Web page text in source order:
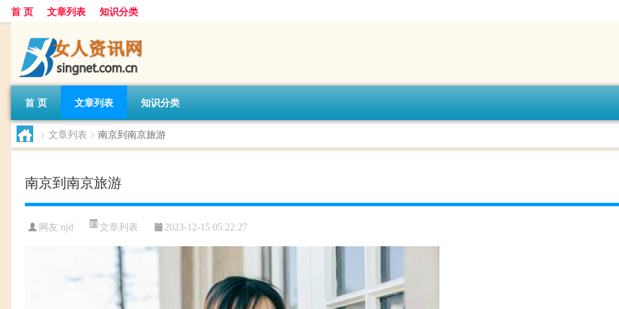
首 页 文章列表 知识分类
首 页 文章列表 知识分类
> 文章列表 > 南京到南京旅游
南京到南京旅游
网友:njd 文章列表 2023-12-15 05:22:27